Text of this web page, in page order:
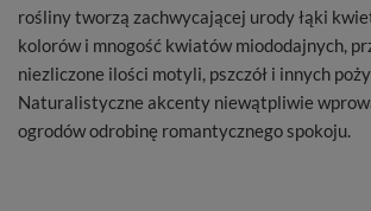
rośliny tworzą zachwycającej urody łąki
kolorów i mnogość kwiatów miododajnych,
niezliczone ilości motyli, pszczół i innych
Naturalistyczne akcenty niewątpliwie
ogrodów odrobinę romantycznego spokoju.